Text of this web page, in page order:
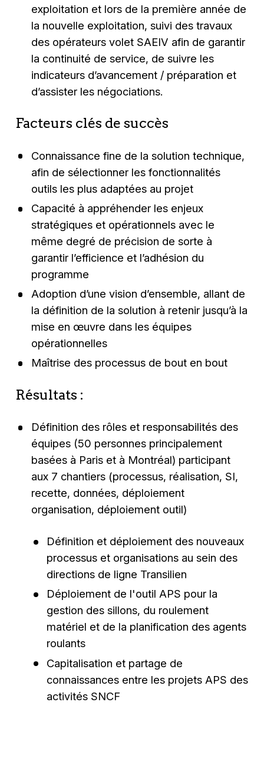
exploitation et lors de la première année de
la nouvelle exploitation, suivi des travaux
des opérateurs volet SAEIV afin de garantir
la continuité de service, de suivre les
indicateurs d’avancement / préparation et
d’assister les négociations.
Facteurs clés de succès
Connaissance fine de la solution technique,
afin de sélectionner les fonctionnalités
outils les plus adaptées au projet
Capacité à appréhender les enjeux
stratégiques et opérationnels avec le
même degré de précision de sorte à
garantir l’efficience et l’adhésion du
programme
Adoption d’une vision d’ensemble, allant de
la définition de la solution à retenir jusqu’à la
mise en œuvre dans les équipes
opérationnelles
Maîtrise des processus de bout en bout
Résultats :
Définition des rôles et responsabilités des
équipes (50 personnes principalement
basées à Paris et à Montréal) participant
aux 7 chantiers (processus, réalisation, SI,
recette, données, déploiement
organisation, déploiement outil)
Définition et déploiement des nouveaux
processus et organisations au sein des
directions de ligne Transilien
Déploiement de l'outil APS pour la
gestion des sillons, du roulement
matériel et de la planification des agents
roulants
Capitalisation et partage de
connaissances entre les projets APS des
activités SNCF